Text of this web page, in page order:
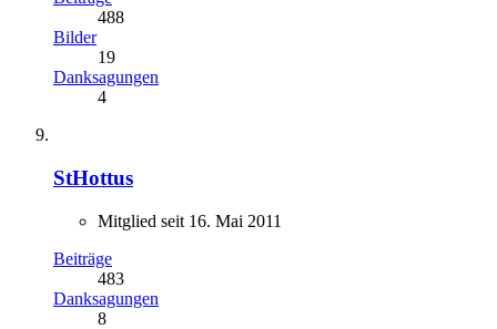
488
Bilder
19
Danksagungen
4
StHottus
Mitglied seit 16. Mai 2011
Beiträge
483
Danksagungen
8